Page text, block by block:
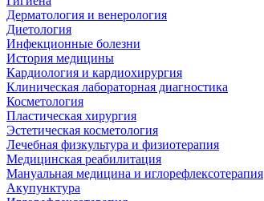
Дерматология и венерология
Диетология
Инфекционные болезни
История медицины
Кардиология и кардиохирургия
Клиническая лабораторная диагностика
Косметология
Пластическая хирургия
Эстетическая косметология
Лечебная физкультура и физиотерапия
Медицинская реабилитация
Мануальная медицина и иглорефлексотерапия
Акупунктура